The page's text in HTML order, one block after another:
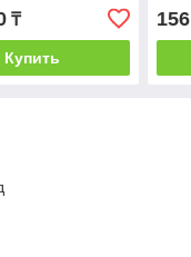
₸
Купить